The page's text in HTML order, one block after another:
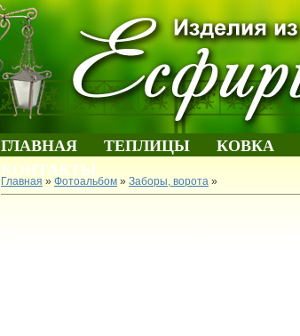
ГЛАВНАЯ ТЕПЛИЦЫ КОВКА
КОНТАКТЫ
Главная » Фотоальбом » Заборы, ворота »